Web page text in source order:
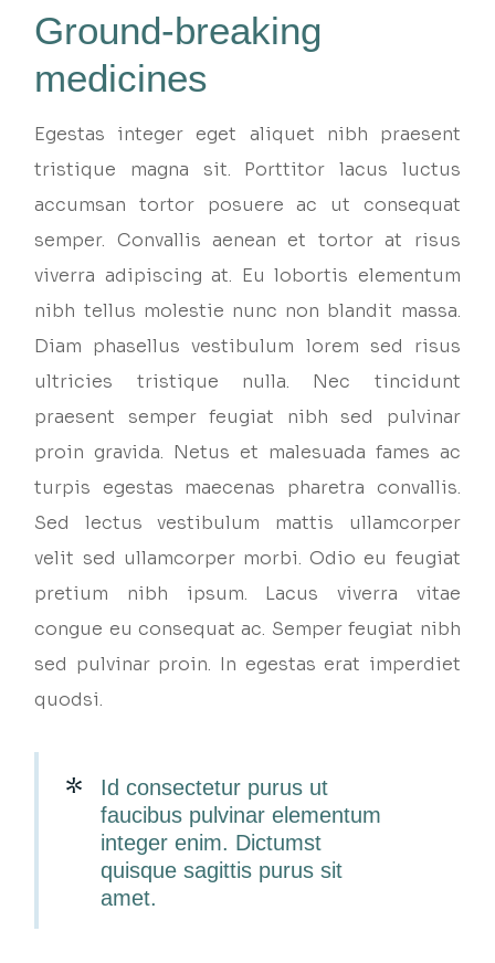
Ground-breaking
medicines
Egestas integer eget aliquet nibh praesent
tristique magna sit. Porttitor lacus luctus
accumsan tortor posuere ac ut consequat
semper. Convallis aenean et tortor at risus
viverra adipiscing at. Eu lobortis elementum
nibh tellus molestie nunc non blandit massa.
Diam phasellus vestibulum lorem sed risus
ultricies tristique nulla. Nec tincidunt
praesent semper feugiat nibh sed pulvinar
proin gravida. Netus et malesuada fames ac
turpis egestas maecenas pharetra convallis.
Sed lectus vestibulum mattis ullamcorper
velit sed ullamcorper morbi. Odio eu feugiat
pretium nibh ipsum. Lacus viverra vitae
congue eu consequat ac. Semper feugiat nibh
sed pulvinar proin. In egestas erat imperdiet
quodsi.
Id consectetur purus ut
faucibus pulvinar elementum
integer enim. Dictumst
quisque sagittis purus sit
amet.